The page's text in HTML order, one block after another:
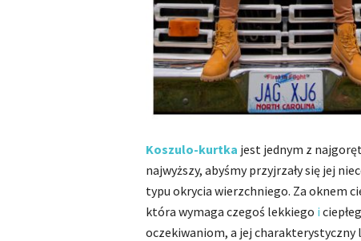
Koszulo-kurtka jest jednym z
najwyższy, abyśmy przyjrzały się jej
typu okrycia wierzchniego. Za oknem
która wymaga czegoś lekkiego i
oczekiwaniom, a jej charakterystyczny